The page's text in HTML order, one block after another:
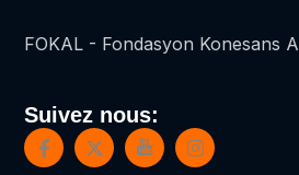
FOKAL - Fondasyon Konesans
Suivez nous: